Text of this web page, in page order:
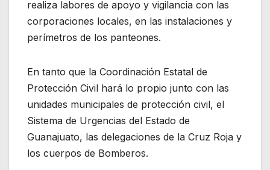
realiza labores de apoyo y vigilancia con las
corporaciones locales, en las instalaciones y
perímetros de los panteones.
En tanto que la Coordinación Estatal de
Protección Civil hará lo propio junto con las
unidades municipales de protección civil, el
Sistema de Urgencias del Estado de
Guanajuato, las delegaciones de la Cruz Roja y
los cuerpos de Bomberos.